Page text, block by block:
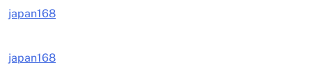
japan168
japan168